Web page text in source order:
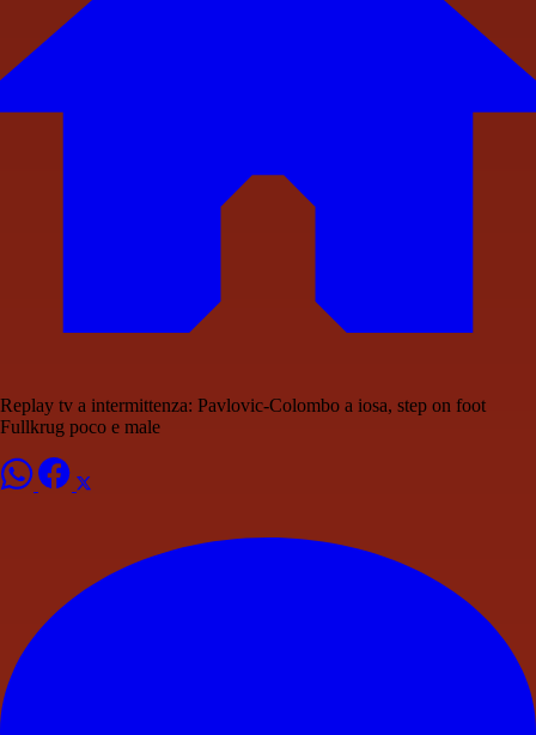
Replay tv a intermittenza: Pavlovic-Colombo a iosa, step on foot
Fullkrug poco e male